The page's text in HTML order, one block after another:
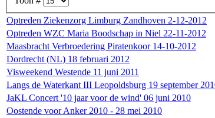
Optreden Ziekenzorg Limburg Zandhoven 2-12-2012
Optreden WZC Maria Boodschap in Niel 22-11-2012
Maasbracht Verbroedering Piratenkoor 14-10-2012
Dordrecht (NL) 18 februari 2012
Visweekend Westende 11 juni 2011
Langs de Waterkant III Leopoldsburg 19 september
JaKL Concert '10 jaar voor de wind' 06 juni 2010
Oostende voor Anker 2010 - 28 mei 2010